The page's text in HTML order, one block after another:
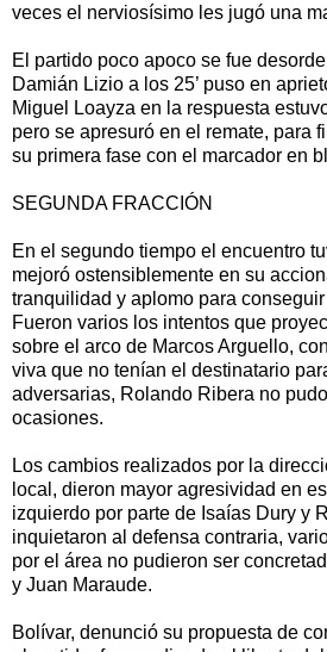
veces el nerviosísimo les jugó una
El partido poco apoco se fue
Damián Lizio a los 25’ puso en
Miguel Loayza en la respuesta
pero se apresuró en el remate, para
su primera fase con el marcador en
SEGUNDA FRACCIÓN
En el segundo tiempo el encuentro
mejoró ostensiblemente en su
tranquilidad y aplomo para
Fueron varios los intentos que
sobre el arco de Marcos Arguello,
viva que no tenían el destinatario
adversarias, Rolando Ribera no
ocasiones.
Los cambios realizados por la
local, dieron mayor agresividad en
izquierdo por parte de Isaías Dury y
inquietaron al defensa contraria,
por el área no pudieron ser
y Juan Maraude.
Bolívar, denunció su propuesta de